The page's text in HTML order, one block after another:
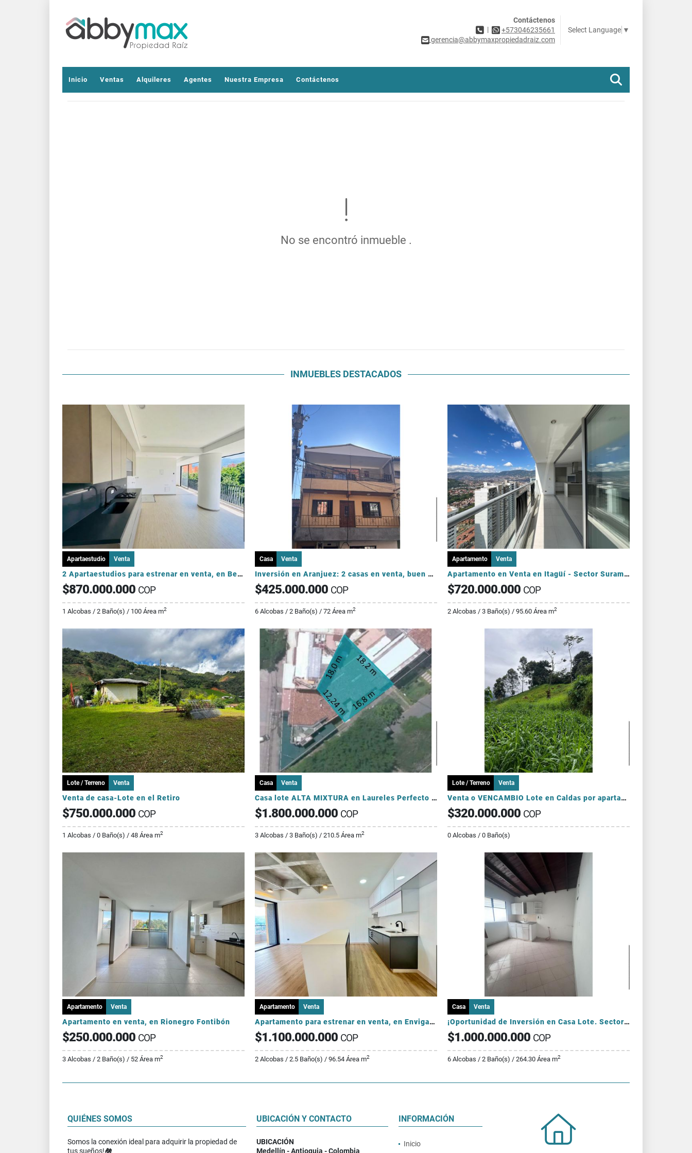
Contáctenos
|
+573046235661
gerencia@abbymaxpropiedadraiz.com
Select Language ▼
Inicio Ventas Alquileres Agentes Nuestra Empresa Contáctenos
No se encontró inmueble .
INMUEBLES DESTACADOS
Apartaestudio Venta
2 Apartaestudios para estrenar en venta, en Belén Alameda-INVERSIONIST
$870.000.000 COP
1 Alcobas / 2 Baño(s) / 100 Área m2
Casa Venta
Inversión en Aranjuez: 2 casas en venta, buen precio
$425.000.000 COP
6 Alcobas / 2 Baño(s) / 72 Área m2
Apartamento Venta
Apartamento en Venta en Itagüí - Sector Suramérica
$720.000.000 COP
2 Alcobas / 3 Baño(s) / 95.60 Área m2
Lote / Terreno Venta
Venta de casa-Lote en el Retiro
$750.000.000 COP
1 Alcobas / 0 Baño(s) / 48 Área m2
Casa Venta
Casa lote ALTA MIXTURA en Laureles Perfecto para proyectos para AIRBNB
$1.800.000.000 COP
3 Alcobas / 3 Baño(s) / 210.5 Área m2
Lote / Terreno Venta
Venta o VENCAMBIO Lote en Caldas por apartamento en el sector Laureles
$320.000.000 COP
0 Alcobas / 0 Baño(s)
Apartamento Venta
Apartamento en venta, en Rionegro Fontibón
$250.000.000 COP
3 Alcobas / 2 Baño(s) / 52 Área m2
Apartamento Venta
Apartamento para estrenar en venta, en Envigado-Loma de los Mesa
$1.100.000.000 COP
2 Alcobas / 2.5 Baño(s) / 96.54 Área m2
Casa Venta
¡Oportunidad de Inversión en Casa Lote. Sector La América!
$1.000.000.000 COP
6 Alcobas / 2 Baño(s) / 264.30 Área m2
QUIÉNES SOMOS
Somos la conexión ideal para adquirir la propiedad de
tus sueños!🏘️
UBICACIÓN Y CONTACTO
UBICACIÓN
Medellín - Antioquia - Colombia
INFORMACIÓN
Inicio